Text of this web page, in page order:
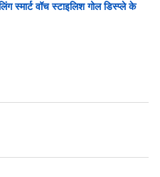
वॉच स्टाइलिश गोल डिस्प्ले के